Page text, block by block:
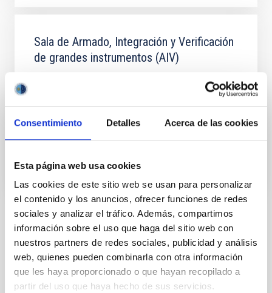
Consentimiento Detalles Acerca de las cookies
Esta página web usa cookies
Las cookies de este sitio web se usan para personalizar
el contenido y los anuncios, ofrecer funciones de redes
sociales y analizar el tráfico. Además, compartimos
información sobre el uso que haga del sitio web con
nuestros partners de redes sociales, publicidad y análisis
web, quienes pueden combinarla con otra información
que les haya proporcionado o que hayan recopilado a
partir del uso que haya hecho de sus servicios.
Sala de Armado, Integración y Verificación
de grandes instrumentos (AIV)
verificación de instrumentación para grandes
telescopios.
José Miguel Delgado Hernández
TIPO
MANTENIMIENTO
TIPO DE EQUIPAMIENTO
CÁMARA